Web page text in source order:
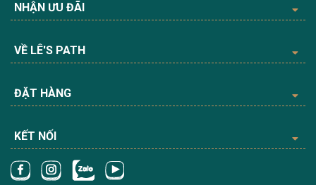
NHẬN ƯU ĐÃI
VỀ LÊ'S PATH
ĐẶT HÀNG
KẾT NỐI